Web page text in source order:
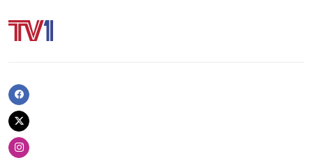
Facebook
Twitter
Instagram